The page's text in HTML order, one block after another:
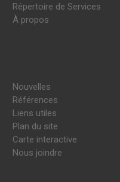
Répertoire de Services
À propos
Nouvelles
Références
Liens utiles
Plan du site
Carte interactive
Nous joindre